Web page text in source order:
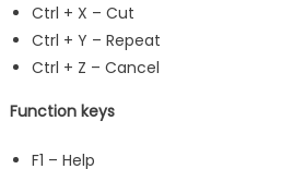
Ctrl + X – Cut
Ctrl + Y – Repeat
Ctrl + Z – Cancel
Function keys
F1 – Help